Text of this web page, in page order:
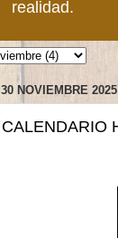
realidad.
30 NOVIEMBRE 2025
CALENDARIO